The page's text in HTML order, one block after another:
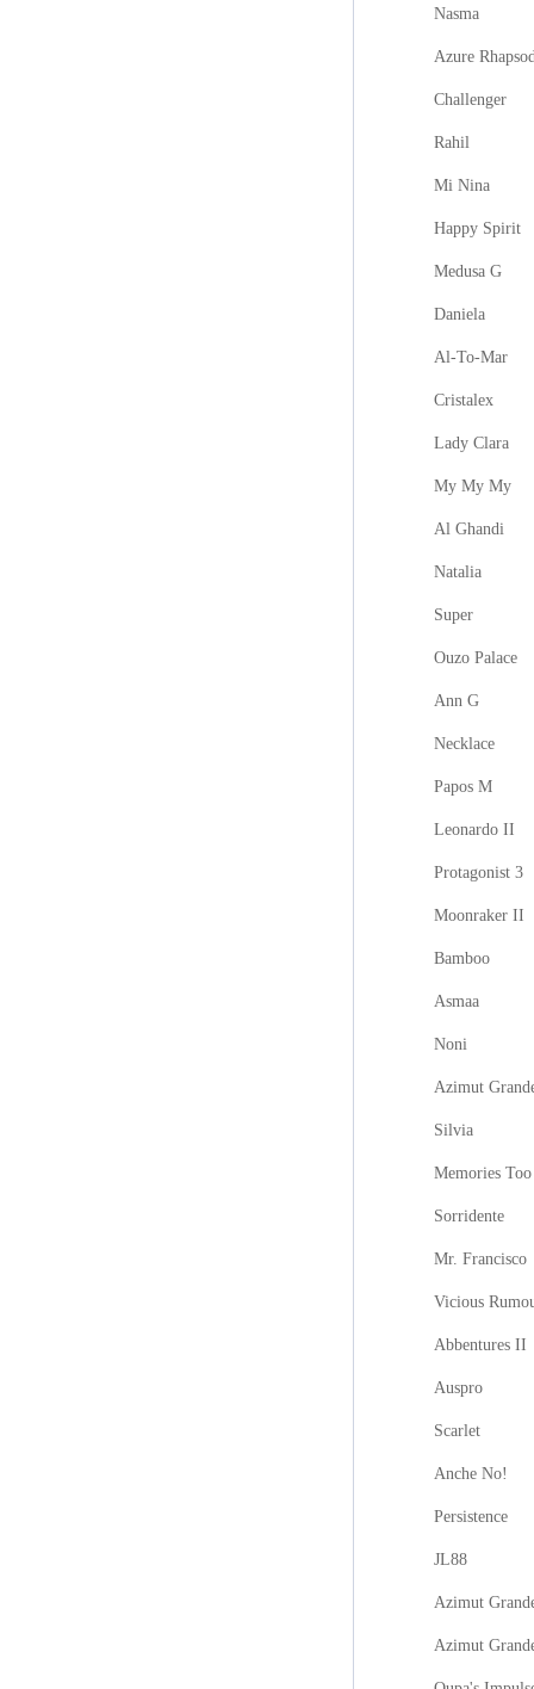
Nasma
Azure
Challenger
Rahil
Mi Nina
Happy Spirit
Medusa G
Daniela
Al-To-Mar
Cristalex
Lady Clara
My My My
Al Ghandi
Natalia
Super
Ouzo Palace
Ann G
Necklace
Papos M
Leonardo II
Protagonist 3
Moonraker II
Bamboo
Asmaa
Noni
Azimut
Silvia
Memories Too
Sorridente
Mr. Francisco
Vicious
Abbentures II
Auspro
Scarlet
Anche No!
Persistence
JL88
Azimut
Azimut